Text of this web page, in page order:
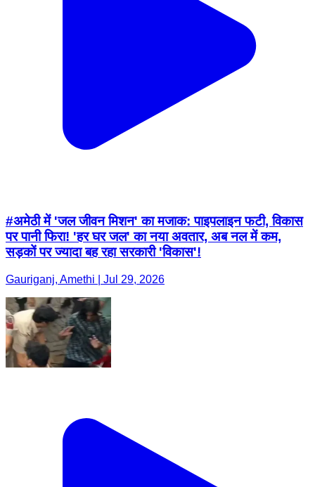
#अमेठी में 'जल जीवन मिशन' का मजाक: पाइपलाइन फटी, विकास
पर पानी फिरा! 'हर घर जल' का नया अवतार, अब नल में कम,
सड़कों पर ज्यादा बह रहा सरकारी 'विकास'!
Gauriganj, Amethi | Jul 29, 2026